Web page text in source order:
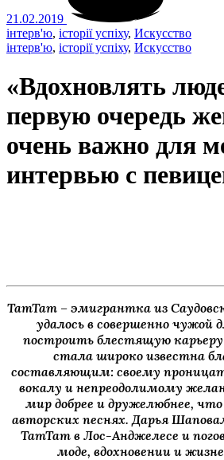
21.02.2019
інтерв'ю, історії успіху, Искусство
інтерв'ю, історії успіху, Искусство
«Вдохновлять
первую очередь
очень важно для
интервью с
TamTam – эмигрантка из
удалось в совершенно чужой
построить блестящую
стала широко известна
составляющим: своему
вокалу и непреодолимому
мир добрее и дружелюбнее,
авторских песнях. Дарья
TamTam в Лос-Анджелесе и
моде, вдохновении и